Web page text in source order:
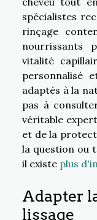
spécialistes
rinçage
nourrissants
vitalité
personnalisé
adaptés à la
pas à
véritable
et de la
la question ou
il existe plus
Adapter
lissage